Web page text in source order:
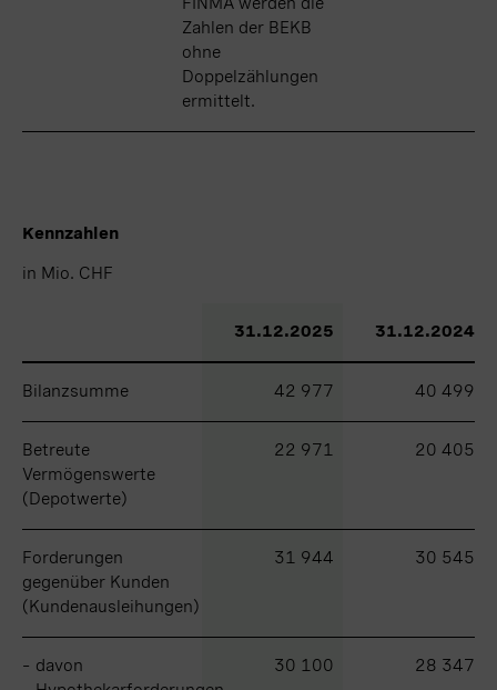
Zahlen der BEKB
ohne
Doppelzählungen
ermittelt.
Kennzahlen
in Mio. CHF
31.12.2025 31.12.2024
Bilanzsumme 42 977 40 499
Betreute
Vermögenswerte
(Depotwerte)
22 971 20 405
Forderungen
gegenüber Kunden
(Kundenausleihungen)
31 944 30 545
– davon
30 100 28 347
in Mio. CHF
Bilanzsumme
Betreute
Vermögenswerte
(Depotwerte)
Forderungen
gegenüber Kunden
(Kundenausleihungen)
– davon